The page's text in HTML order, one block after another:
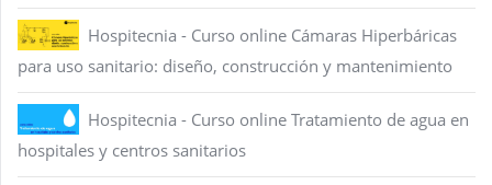
Hospitecnia - Curso online Cámaras Hiperbáricas
para uso sanitario: diseño, construcción y mantenimiento
Hospitecnia - Curso online Tratamiento de agua en
hospitales y centros sanitarios